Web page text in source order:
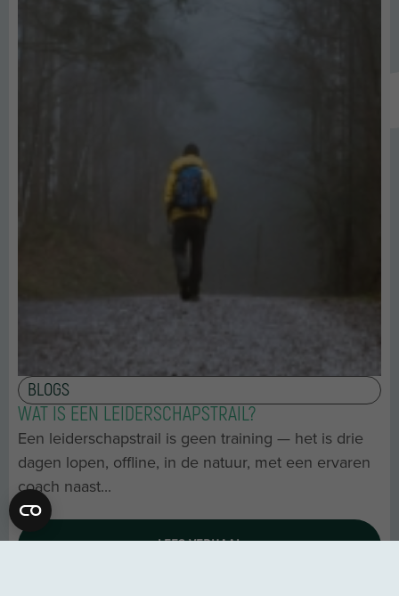
BLOGS
WAT IS EEN LEIDERSCHAPSTRAIL?
Een leiderschapstrail is geen training — het is drie
dagen lopen, offline, in de natuur, met een ervaren
coach naast...
LEES VERHAAL